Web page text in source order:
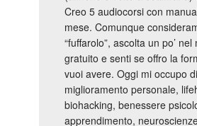
Creo 5 audiocorsi con
mese. Comunque
“fuffarolo”, ascolta un po’
gratuito e senti se offro la
vuoi avere. Oggi mi occupo
miglioramento personale,
biohacking, benessere
apprendimento,